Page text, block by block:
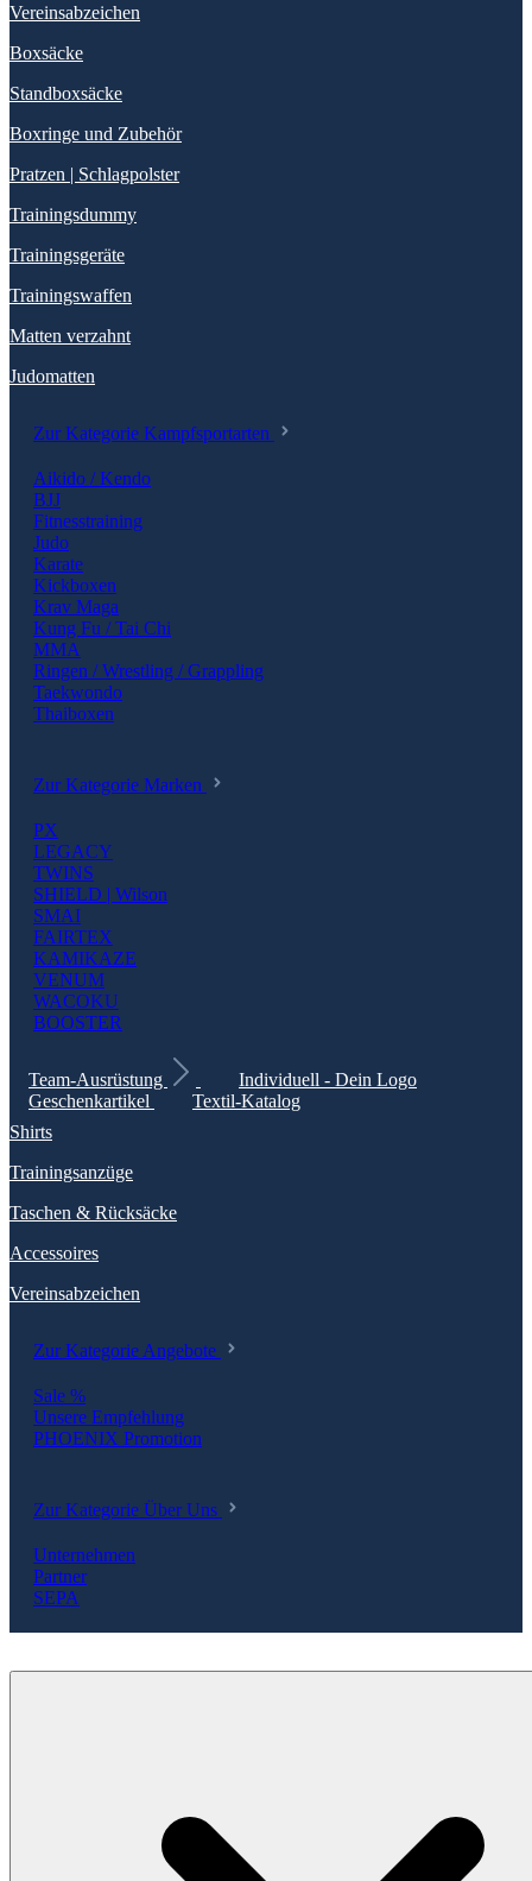
Vereinsabzeichen
Boxsäcke
Standboxsäcke
Boxringe und Zubehör
Pratzen | Schlagpolster
Trainingsdummy
Trainingsgeräte
Trainingswaffen
Matten verzahnt
Judomatten
Zur Kategorie Kampfsportarten
Aikido / Kendo
BJJ
Fitnesstraining
Judo
Karate
Kickboxen
Krav Maga
Kung Fu / Tai Chi
MMA
Ringen / Wrestling / Grappling
Taekwondo
Thaiboxen
Zur Kategorie Marken
PX
LEGACY
TWINS
SHIELD | Wilson
SMAI
FAIRTEX
KAMIKAZE
VENUM
WACOKU
BOOSTER
Team-Ausrüstung
Individuell - Dein Logo
Geschenkartikel
Textil-Katalog
Shirts
Trainingsanzüge
Taschen & Rücksäcke
Accessoires
Vereinsabzeichen
Zur Kategorie Angebote
Sale %
Unsere Empfehlung
PHOENIX Promotion
Zur Kategorie Über Uns
Unternehmen
Partner
SEPA